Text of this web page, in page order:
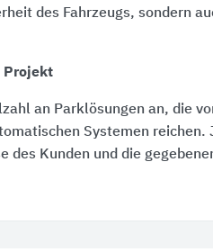
des Fahrzeugs, sondern
Projekt
an Parklösungen an, die
Systemen reichen.
des Kunden und die